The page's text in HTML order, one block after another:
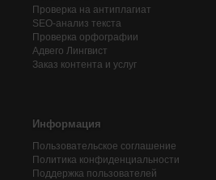
Проверка на антиплагиат
SEO-анализ текста
Проверка орфографии
Адвего Лингвист
Заказ контента и услуг
Информация
Пользовательское соглашение
Политика конфиденциальности
Поддержка пользователей